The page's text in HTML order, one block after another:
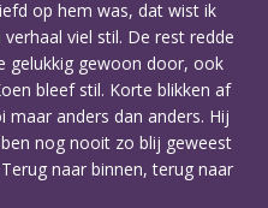
op hem was, dat wist ik
viel stil. De rest redde
gelukkig gewoon door, ook
bleef stil. Korte blikken af
anders dan anders. Hij
nog nooit zo blij geweest
naar binnen, terug naar